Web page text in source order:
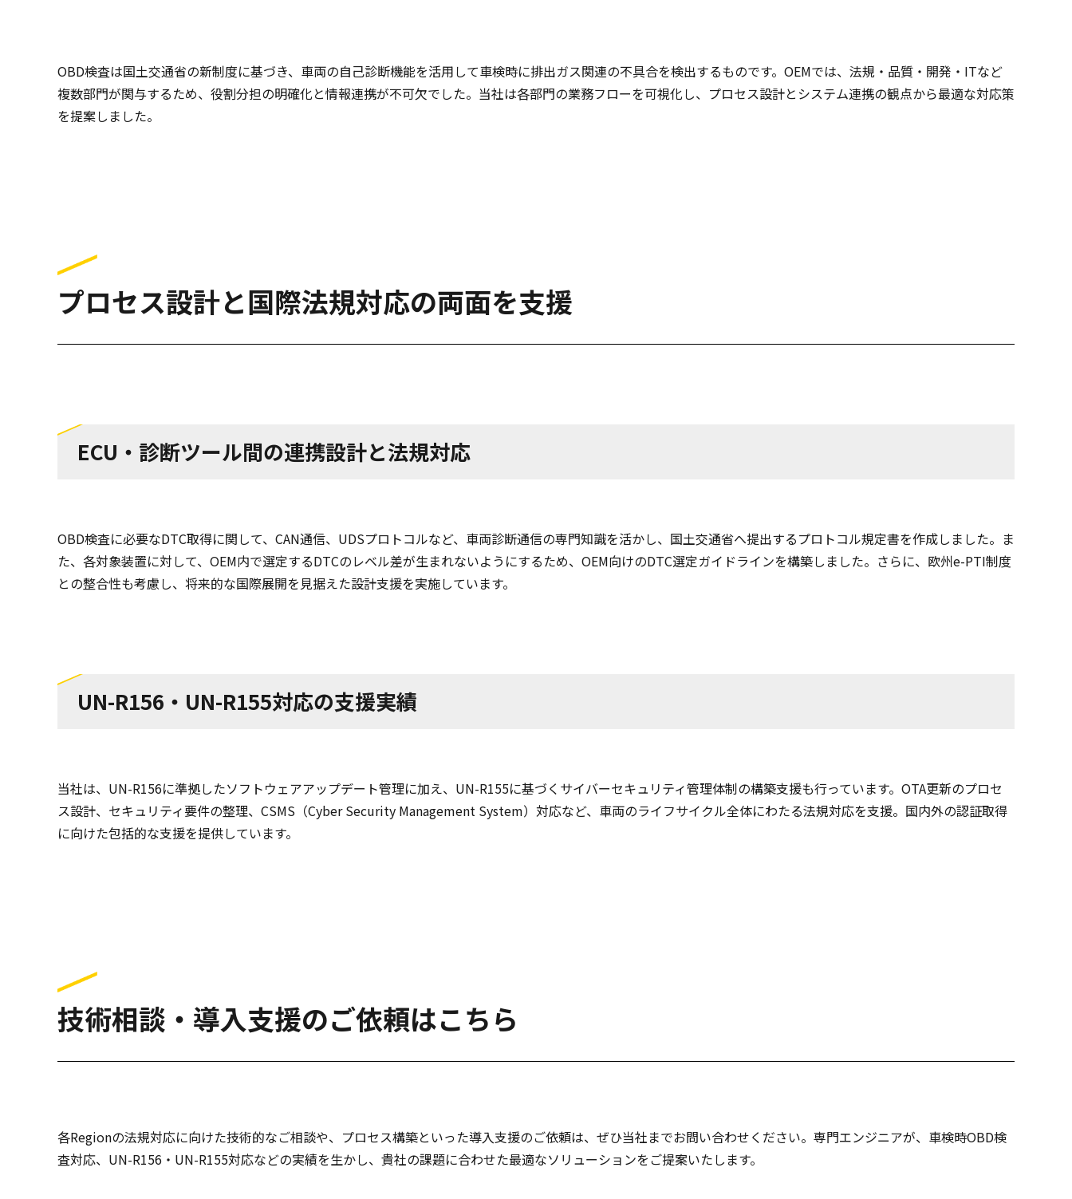
OBD検査は国土交通省の新制度に基づき、車両の自己診断機能を活用して車検時に排出ガス関連の不具合を検出するものです。OEMでは、法規・品質・開発・ITなど
複数部門が関与するため、役割分担の明確化と情報連携が不可欠でした。当社は各部門の業務フローを可視化し、プロセス設計とシステム連携の観点から最適な対応策
を提案しました。
プロセス設計と国際法規対応の両面を支援
ECU・診断ツール間の連携設計と法規対応
OBD検査に必要なDTC取得に関して、CAN通信、UDSプロトコルなど、車両診断通信の専門知識を活かし、国土交通省へ提出するプロトコル規定書を作成しました。ま
た、各対象装置に対して、OEM内で選定するDTCのレベル差が生まれないようにするため、OEM向けのDTC選定ガイドラインを構築しました。さらに、欧州e-PTI制度
との整合性も考慮し、将来的な国際展開を見据えた設計支援を実施しています。
UN-R156・UN-R155対応の支援実績
当社は、UN-R156に準拠したソフトウェアアップデート管理に加え、UN-R155に基づくサイバーセキュリティ管理体制の構築支援も行っています。OTA更新のプロセ
ス設計、セキュリティ要件の整理、CSMS（Cyber Security Management System）対応など、車両のライフサイクル全体にわたる法規対応を支援。国内外の認証取得
に向けた包括的な支援を提供しています。
技術相談・導入支援のご依頼はこちら
各Regionの法規対応に向けた技術的なご相談や、プロセス構築といった導入支援のご依頼は、ぜひ当社までお問い合わせください。専門エンジニアが、車検時OBD検
査対応、UN-R156・UN-R155対応などの実績を生かし、貴社の課題に合わせた最適なソリューションをご提案いたします。